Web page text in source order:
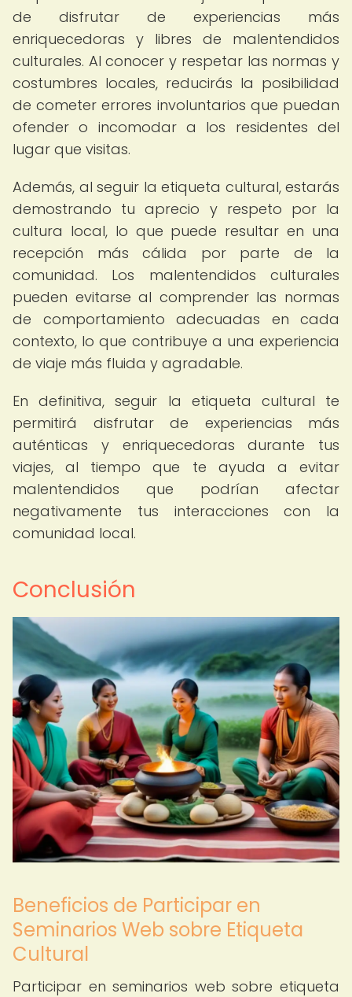
de disfrutar de experiencias más
enriquecedoras y libres de malentendidos
culturales. Al conocer y respetar las normas y
costumbres locales, reducirás la posibilidad
de cometer errores involuntarios que puedan
ofender o incomodar a los residentes del
lugar que visitas.
Además, al seguir la etiqueta cultural, estarás
demostrando tu aprecio y respeto por la
cultura local, lo que puede resultar en una
recepción más cálida por parte de la
comunidad. Los malentendidos culturales
pueden evitarse al comprender las normas
de comportamiento adecuadas en cada
contexto, lo que contribuye a una experiencia
de viaje más fluida y agradable.
En definitiva, seguir la etiqueta cultural te
permitirá disfrutar de experiencias más
auténticas y enriquecedoras durante tus
viajes, al tiempo que te ayuda a evitar
malentendidos que podrían afectar
negativamente tus interacciones con la
comunidad local.
Conclusión
Beneficios de Participar en
Seminarios Web sobre Etiqueta
Cultural
Participar en seminarios web sobre etiqueta